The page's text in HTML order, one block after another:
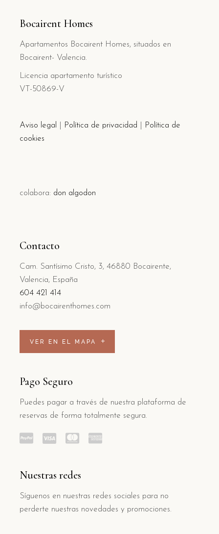
Bocairent Homes
Apartamentos Bocairent Homes, situados en
Bocairent- Valencia.
Licencia apartamento turístico
VT-50869-V
Aviso legal Política de privacidad
Política de
cookies
colabora: don algodon
Contacto
Cam. Santísimo Cristo, 3, 46880 Bocairente,
Valencia, España
604 421 414
info@bocairenthomes.com
VER EN EL MAPA
Pago Seguro
Puedes pagar a través de nuestra plataforma de
reservas de forma totalmente segura.
Nuestras redes
Síguenos en nuestras redes sociales para no
perderte nuestras novedades y promociones.